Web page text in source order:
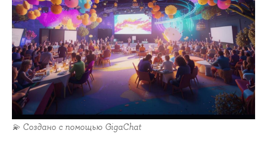
💫 Создано с помощью GigaChat